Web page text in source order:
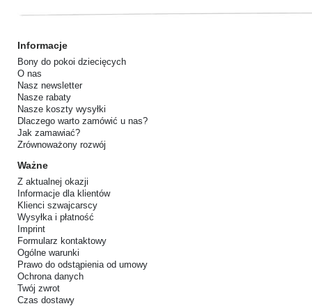
Informacje
Bony do pokoi dziecięcych
O nas
Nasz newsletter
Nasze rabaty
Nasze koszty wysyłki
Dlaczego warto zamówić u nas?
Jak zamawiać?
Zrównoważony rozwój
Ważne
Z aktualnej okazji
Informacje dla klientów
Klienci szwajcarscy
Wysyłka i płatność
Imprint
Formularz kontaktowy
Ogólne warunki
Prawo do odstąpienia od umowy
Ochrona danych
Twój zwrot
Czas dostawy